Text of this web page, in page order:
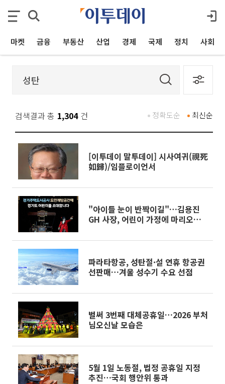
마켓 금융 부동산 산업 경제 국제 정치 사회
검색결과 총 1,304 건 최신순
정확도순
[이투데이 말투데이] 시사여귀(視死
如歸)/임플로이언서
"아이들 눈이 반짝이길"…김용진
GH 사장, 어린이 가정에 마리오네
파라타항공, 성탄절·설 연휴 항공권
선판매…겨울 성수기 수요 선점
벌써 3번째 대체공휴일…2026 부처
님오신날 모습은
5월 1일 노동절, 법정 공휴일 지정
추진…국회 행안위 통과